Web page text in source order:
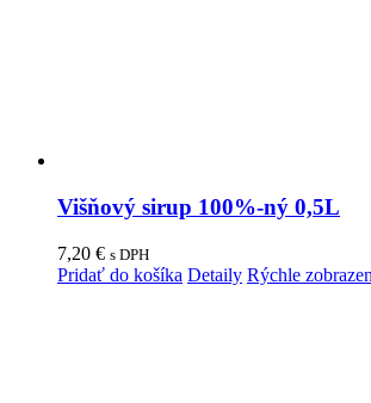
Višňový sirup 100%-ný 0,5L
7,20 € s DPH
Pridať do košíka Detaily Rýchle